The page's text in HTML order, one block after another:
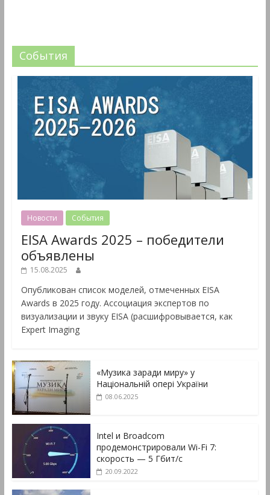
События
Новости События
EISA Awards 2025 – победители
объявлены
15.08.2025
Опубликован список моделей, отмеченных EISA
Awards в 2025 году. Ассоциация экспертов по
визуализации и звуку EISA (расшифровывается, как
Expert Imaging
«Музика заради миру» у
Національній опері України
08.06.2025
Intel и Broadcom
продемонстрировали Wi-Fi 7:
скорость — 5 Гбит/с
20.09.2022